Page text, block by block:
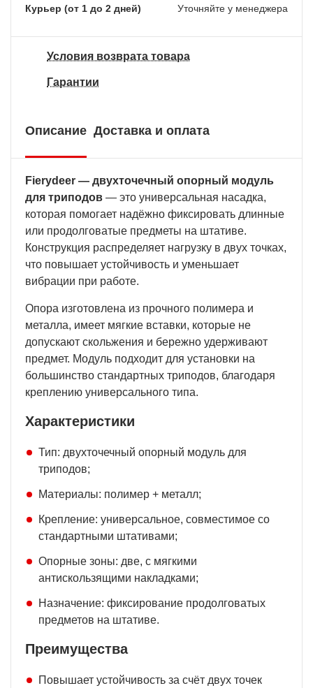
Курьер (от 1 до 2 дней) Уточняйте у менеджера
Условия возврата товара
Гарантии
Описание Доставка и оплата
Fierydeer — двухточечный опорный модуль
для триподов — это универсальная насадка,
которая помогает надёжно фиксировать длинные
или продолговатые предметы на штативе.
Конструкция распределяет нагрузку в двух точках,
что повышает устойчивость и уменьшает
вибрации при работе.
Опора изготовлена из прочного полимера и
металла, имеет мягкие вставки, которые не
допускают скольжения и бережно удерживают
предмет. Модуль подходит для установки на
большинство стандартных триподов, благодаря
креплению универсального типа.
Характеристики
Тип: двухточечный опорный модуль для
триподов;
Материалы: полимер + металл;
Крепление: универсальное, совместимое со
стандартными штативами;
Опорные зоны: две, с мягкими
антискользящими накладками;
Назначение: фиксирование продолговатых
предметов на штативе.
Преимущества
Повышает устойчивость за счёт двух точек